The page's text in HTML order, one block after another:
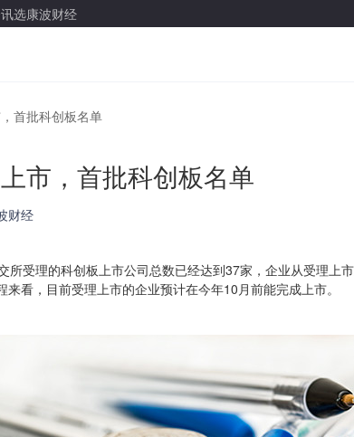
选康波财经
首批科创板名单
市，首批科创板名单
财经
所受理的科创板上市公司总数已经达到37家，企业从受理上
看，目前受理上市的企业预计在今年10月前能完成上市。